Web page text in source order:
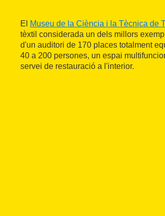
El Museu de la Ciència i la Tècnica de
tèxtil considerada un dels millors
d'un auditori de 170 places totalment
40 a 200 persones, un espai
servei de restauració a l'interior.